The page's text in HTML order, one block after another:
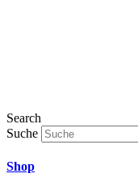
Search
Suche
Shop